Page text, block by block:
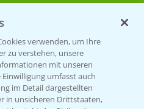
564 1verwenden, um Ihre
zu verstehen, unsere
mit unseren
umfasst auch
im Detail dargestellten
in unsicheren Drittstaaten,